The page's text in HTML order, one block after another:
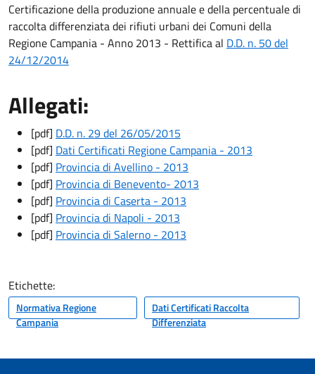
Certificazione della produzione annuale e della percentuale di
raccolta differenziata dei rifiuti urbani dei Comuni della
Regione Campania - Anno 2013 - Rettifica al D.D. n. 50 del
24/12/2014
Allegati:
[pdf] D.D. n. 29 del 26/05/2015
[pdf] Dati Certificati Regione Campania - 2013
[pdf] Provincia di Avellino - 2013
[pdf] Provincia di Benevento- 2013
[pdf] Provincia di Caserta - 2013
[pdf] Provincia di Napoli - 2013
[pdf] Provincia di Salerno - 2013
Etichette:
Normativa Regione
Campania
Dati Certificati Raccolta
Differenziata